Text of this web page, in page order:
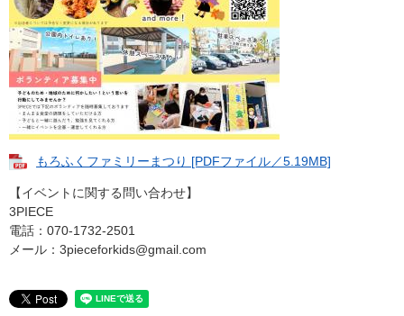
もろふくファミリーまつり [PDFファイル／5.19MB]
【イベントに関する問い合わせ】
3PIECE
電話：070-1732-2501
メール：3pieceforkids@gmail.com